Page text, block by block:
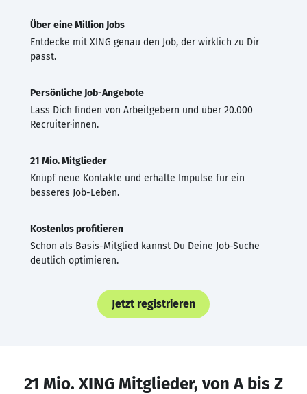
Über eine Million Jobs
Entdecke mit XING genau den Job, der wirklich zu Dir
passt.
Persönliche Job-Angebote
Lass Dich finden von Arbeitgebern und über 20.000
Recruiter·innen.
21 Mio. Mitglieder
Knüpf neue Kontakte und erhalte Impulse für ein
besseres Job-Leben.
Kostenlos profitieren
Schon als Basis-Mitglied kannst Du Deine Job-Suche
deutlich optimieren.
Jetzt registrieren
21 Mio. XING Mitglieder, von A bis Z